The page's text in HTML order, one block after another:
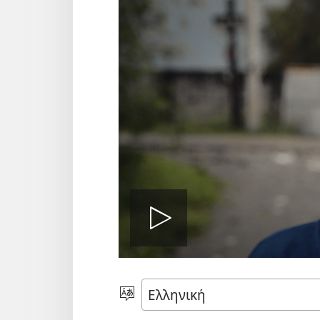
βίντεο
Επιλέξτε
Γλώσσα